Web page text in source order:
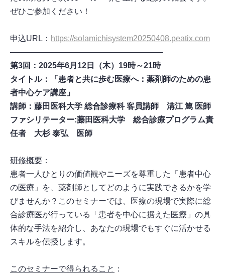
ぜひご参加ください！
申込URL： https://solamichisystem20250408.peatix.com
―――――――――――――――――――
第3回：2025年6月12日（木）19時～21時
タイトル：「患者と共に歩む医療へ：薬剤師のための患
者中心ケア講座」
講師：藤田医科大学 総合診療科 客員講師 溝江 篤 医師
ファシリテーター:藤田医科大学 総合診療プログラム責
任者 大杉 泰弘 医師
研修概要 ：
患者一人ひとりの価値観やニーズを尊重した「患者中心
の医療」を、薬剤師としてどのように実践できるかを学
びませんか？このセミナーでは、医療の現場で実際に総
合診療医が行っている「患者を中心に据えた医療」の具
体的な手法を紹介し、あなたの現場でもすぐに活かせる
スキルを伝授します。
このセミナーで得られること ：